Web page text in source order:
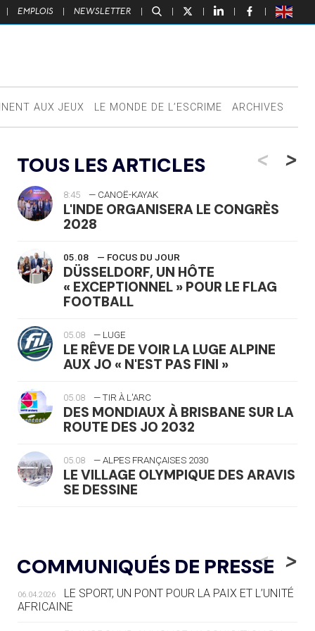
| EMPLOIS | NEWSLETTER | | | | |
AUX JEUX LE MONDE DE L’ESCRIME ARCHIVES
TOUS LES ARTICLES <
8:45 — CANOË-KAYAK
L'INDE ORGANISERA LE CONGRÈS
2028
05.08 — FOCUS DU JOUR
DÜSSELDORF, UN HÔTE
« EXCEPTIONNEL » POUR LE FLAG
FOOTBALL
05.08 — LUGE
LE RÊVE DE VOIR LA LUGE ALPINE
AUX JO « N'EST PAS FINI »
05.08 — TIR À L'ARC
DES MONDIAUX À BRISBANE SUR LA
ROUTE DES JO 2032
05.08 — ALPES FRANÇAISES 2030
LE VILLAGE OLYMPIQUE DES ARAVIS
SE DESSINE
LE COJOP A TROUVÉ SON VILLAGE
OLYMPIQUE LYONNAIS
04.08 — ALLEMAGNE
« L'ALLEMAGNE PEUT DÉMONTRER
>
COMMUNIQUÉS DE PRESSE
<
06.04.2026
LE SPORT, UN PONT POUR LA PAIX ET L’UNITÉ
AFRICAINE
>